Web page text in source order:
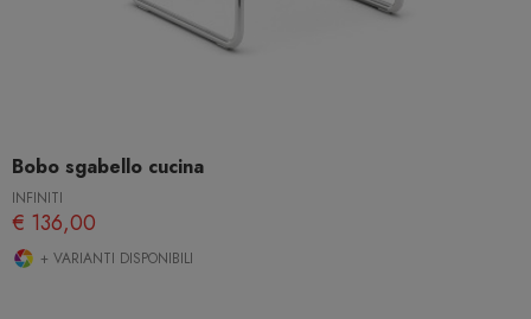
Bobo sgabello cucina
INFINITI
€ 136,00
+ VARIANTI DISPONIBILI